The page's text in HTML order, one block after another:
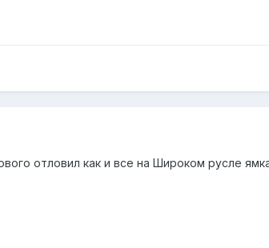
отловил как и все на Широком русле